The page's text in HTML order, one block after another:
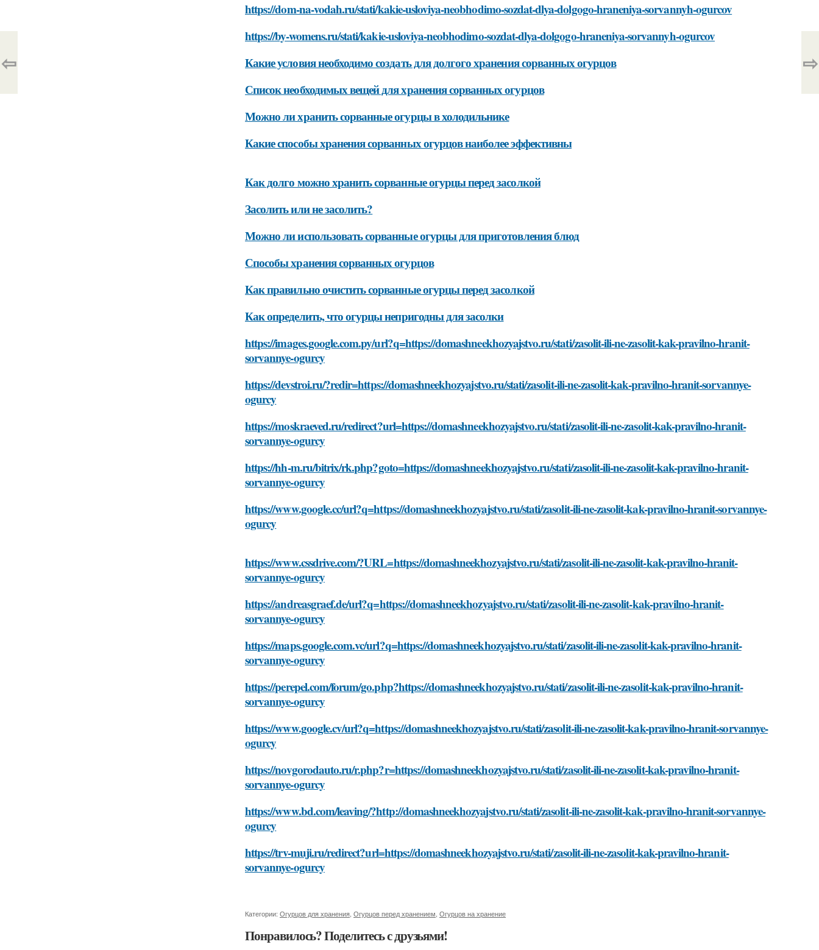
https://dom-na-vodah.ru/stati/kakie-usloviya-neobhodimo-sozdat-dlya-dolgogo-hraneniya-sorvannyh-ogurcov
https://by-womens.ru/stati/kakie-usloviya-neobhodimo-sozdat-dlya-dolgogo-hraneniya-sorvannyh-ogurcov
Какие условия необходимо создать для долгого хранения сорванных огурцов
Список необходимых вещей для хранения сорванных огурцов
Можно ли хранить сорванные огурцы в холодильнике
Какие способы хранения сорванных огурцов наиболее эффективны
Как долго можно хранить сорванные огурцы перед засолкой
Засолить или не засолить?
Можно ли использовать сорванные огурцы для приготовления блюд
Способы хранения сорванных огурцов
Как правильно очистить сорванные огурцы перед засолкой
Как определить, что огурцы непригодны для засолки
https://images.google.com.py/url?q=https://domashneekhozyajstvo.ru/stati/zasolit-ili-ne-zasolit-kak-pravilno-hranit-
sorvannye-ogurcy
https://devstroi.ru/?redir=https://domashneekhozyajstvo.ru/stati/zasolit-ili-ne-zasolit-kak-pravilno-hranit-sorvannye-
ogurcy
https://moskraeved.ru/redirect?url=https://domashneekhozyajstvo.ru/stati/zasolit-ili-ne-zasolit-kak-pravilno-hranit-
sorvannye-ogurcy
https://hh-m.ru/bitrix/rk.php?goto=https://domashneekhozyajstvo.ru/stati/zasolit-ili-ne-zasolit-kak-pravilno-hranit-
sorvannye-ogurcy
https://www.google.cc/url?q=https://domashneekhozyajstvo.ru/stati/zasolit-ili-ne-zasolit-kak-pravilno-hranit-sorvannye-
ogurcy
https://www.cssdrive.com/?URL=https://domashneekhozyajstvo.ru/stati/zasolit-ili-ne-zasolit-kak-pravilno-hranit-
sorvannye-ogurcy
https://andreasgraef.de/url?q=https://domashneekhozyajstvo.ru/stati/zasolit-ili-ne-zasolit-kak-pravilno-hranit-
sorvannye-ogurcy
https://maps.google.com.vc/url?q=https://domashneekhozyajstvo.ru/stati/zasolit-ili-ne-zasolit-kak-pravilno-hranit-
sorvannye-ogurcy
https://perepel.com/forum/go.php?https://domashneekhozyajstvo.ru/stati/zasolit-ili-ne-zasolit-kak-pravilno-hranit-
sorvannye-ogurcy
https://www.google.cv/url?q=https://domashneekhozyajstvo.ru/stati/zasolit-ili-ne-zasolit-kak-pravilno-hranit-sorvannye-
ogurcy
https://novgorodauto.ru/r.php?r=https://domashneekhozyajstvo.ru/stati/zasolit-ili-ne-zasolit-kak-pravilno-hranit-
sorvannye-ogurcy
https://www.bd.com/leaving/?http://domashneekhozyajstvo.ru/stati/zasolit-ili-ne-zasolit-kak-pravilno-hranit-sorvannye-
ogurcy
https://trv-muji.ru/redirect?url=https://domashneekhozyajstvo.ru/stati/zasolit-ili-ne-zasolit-kak-pravilno-hranit-
sorvannye-ogurcy
Категории: Огурцов для хранения Огурцов перед хранением Огурцов на хранение
Понравилось? Поделитесь с друзьями!
⇦ ⇨